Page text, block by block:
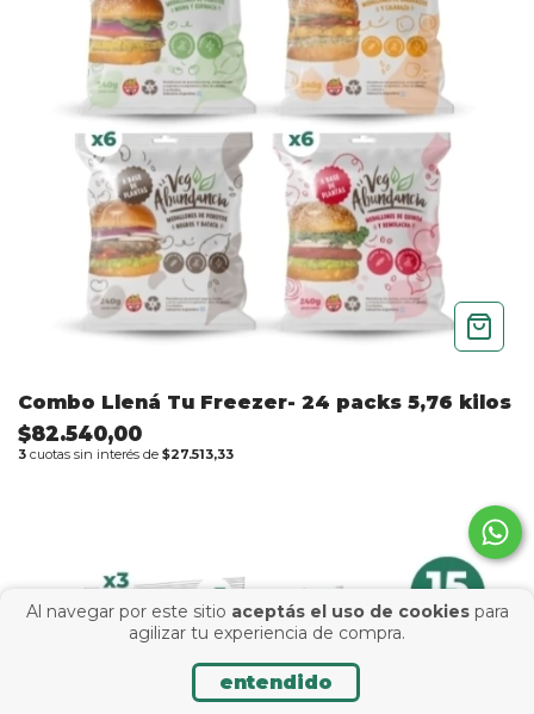
Al navegar por este sitio aceptás el uso de cookiespara
agilizar tu experiencia de compra.
entendido
Combo Llená Tu Freezer- 24 packs 5,76 kilos
$82.540,00
3 cuotas sin interés de $27.513,33